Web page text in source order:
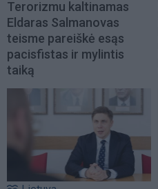
Terorizmu kaltinamas
Eldaras Salmanovas
teisme pareiškė esąs
pacisfistas ir mylintis
taiką